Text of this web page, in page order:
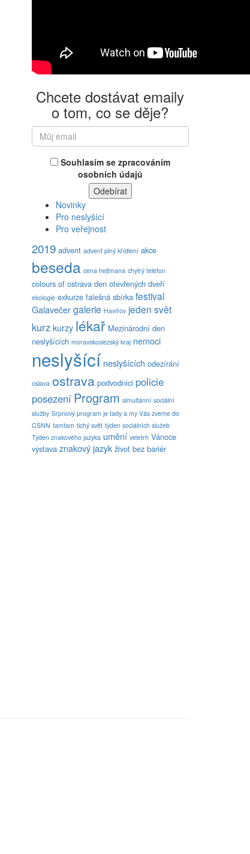
Chcete dostávat emaily
o tom, co se děje?
Souhlasím se zpracováním
osobních údajů
Novinky
Pro neslyšící
Pro veřejnost
2019 advent advent plný křídlení akce
beseda cena hejtmana chytrý telefon
colours of ostrava den otevřených dveří
ekologie exkurze falešná sbírka festival
Galavečer galerie Havířov jeden svět
kurz kurzy lékař Mezinárodní den
neslyšících moravskoslezský kraj nemoci
neslyšící neslyšících odezírání
oslava ostrava podvodnici policie
posezení Program simultánní sociální
služby Srpnový program je tady a my Vás zveme do
CSNN tamtam tichý svět týden sociálních služeb
Týden znakového jazyka umění veletrh Vánoce
výstava znakový jazyk život bez bariér